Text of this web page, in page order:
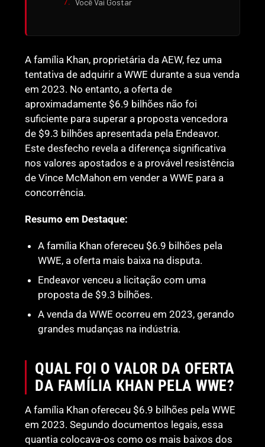
A família Khan, proprietária da AEW, fez uma
tentativa de adquirir a WWE durante a sua venda
em 2023. No entanto, a oferta de
aproximadamente $6.9 bilhões não foi
suficiente para superar a proposta vencedora
de $9.3 bilhões apresentada pela Endeavor.
Este desfecho revela a diferença significativa
nos valores apostados e a provável resistência
de Vince McMahon em vender a WWE para a
concorrência.
Resumo em Destaque:
A família Khan ofereceu $6.9 bilhões pela
WWE, a oferta mais baixa na disputa.
Endeavor venceu a licitação com uma
proposta de $9.3 bilhões.
A venda da WWE ocorreu em 2023, gerando
grandes mudanças na indústria.
QUAL FOI O VALOR DA OFERTA
DA FAMÍLIA KHAN PELA WWE?
A família Khan ofereceu $6.9 bilhões pela WWE
em 2023. Segundo documentos legais, essa
quantia colocava-os como os mais baixos dos